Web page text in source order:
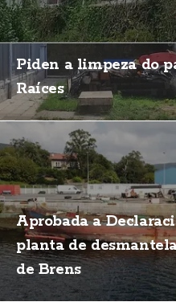
Piden a limpeza do
Raíces
Aprobada a
planta de
de Brens